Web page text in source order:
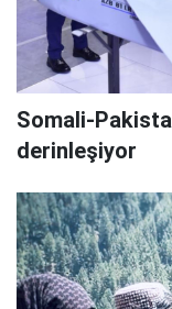
Somali-
derinleşiyor